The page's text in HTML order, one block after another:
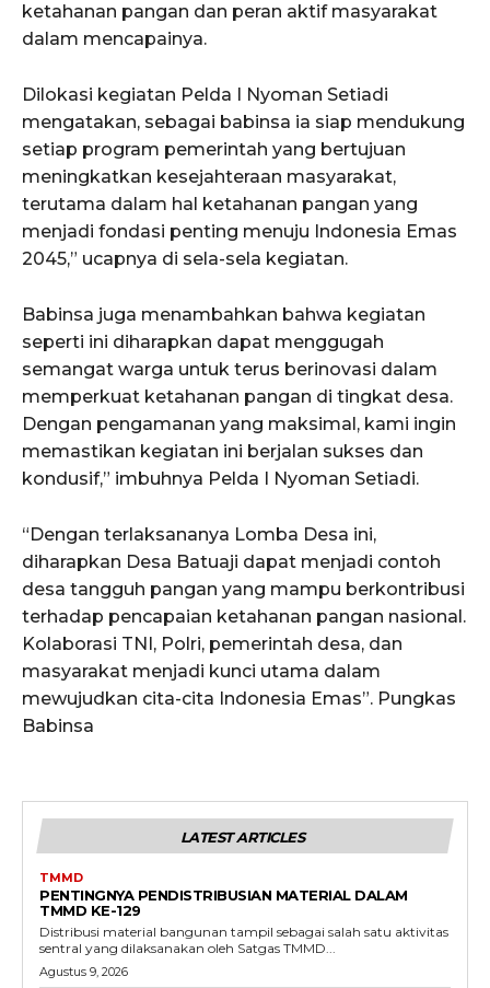
ketahanan pangan dan peran aktif masyarakat
dalam mencapainya.
Dilokasi kegiatan Pelda I Nyoman Setiadi
mengatakan, sebagai babinsa ia siap mendukung
setiap program pemerintah yang bertujuan
meningkatkan kesejahteraan masyarakat,
terutama dalam hal ketahanan pangan yang
menjadi fondasi penting menuju Indonesia Emas
2045,” ucapnya di sela-sela kegiatan.
Babinsa juga menambahkan bahwa kegiatan
seperti ini diharapkan dapat menggugah
semangat warga untuk terus berinovasi dalam
memperkuat ketahanan pangan di tingkat desa.
Dengan pengamanan yang maksimal, kami ingin
memastikan kegiatan ini berjalan sukses dan
kondusif,” imbuhnya Pelda I Nyoman Setiadi.
“Dengan terlaksananya Lomba Desa ini,
diharapkan Desa Batuaji dapat menjadi contoh
desa tangguh pangan yang mampu berkontribusi
terhadap pencapaian ketahanan pangan nasional.
Kolaborasi TNI, Polri, pemerintah desa, dan
masyarakat menjadi kunci utama dalam
mewujudkan cita-cita Indonesia Emas”. Pungkas
Babinsa
LATEST ARTICLES
TMMD
PENTINGNYA PENDISTRIBUSIAN MATERIAL DALAM
TMMD KE-129
Distribusi material bangunan tampil sebagai salah satu aktivitas
sentral yang dilaksanakan oleh Satgas TMMD...
Agustus 9, 2026